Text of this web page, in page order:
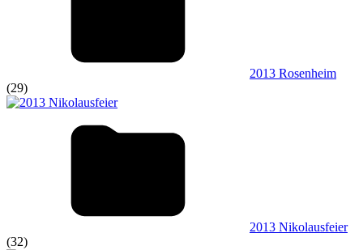
2013 Rosenheim
(29)
2013 Nikolausfeier
(32)